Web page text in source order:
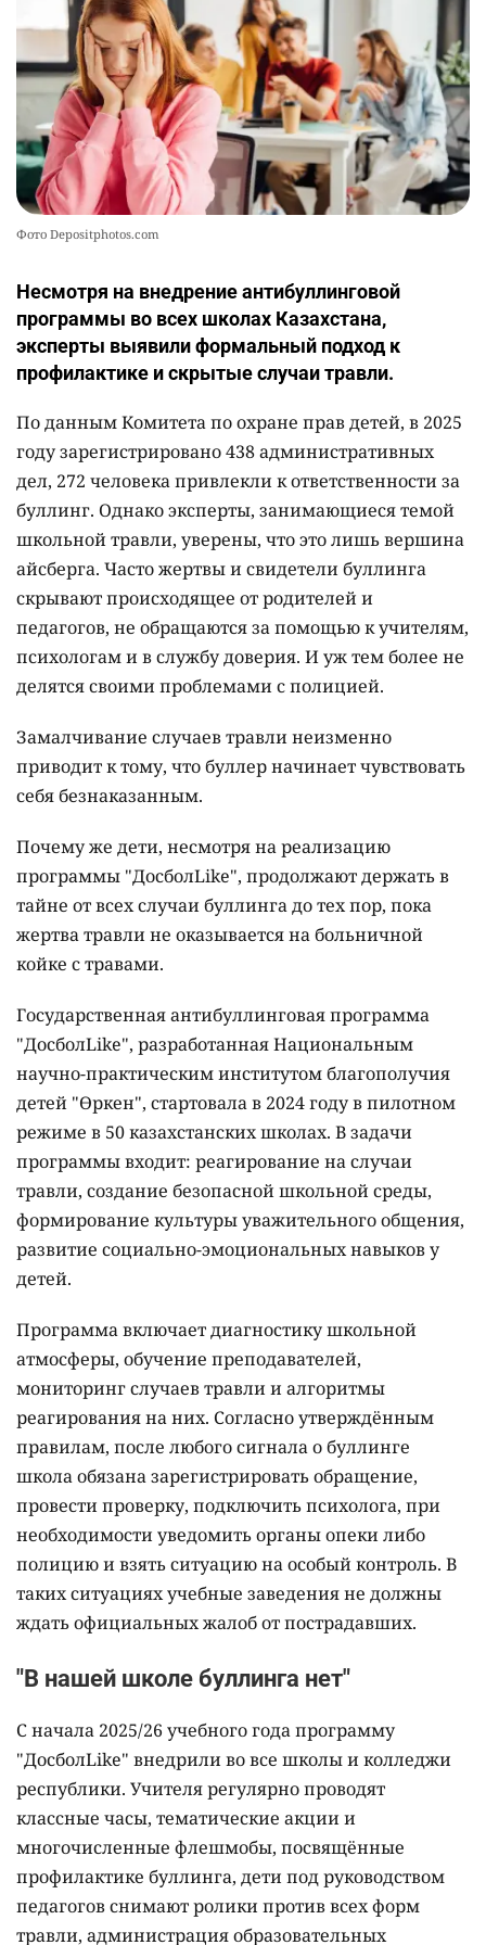
2346 41
Фото Depositphotos.com
Несмотря на внедрение антибуллинговой
программы во всех школах Казахстана,
эксперты выявили формальный подход к
профилактике и скрытые случаи травли.
По данным Комитета по охране прав детей, в 2025
году зарегистрировано 438 административных
дел, 272 человека привлекли к ответственности за
буллинг. Однако эксперты, занимающиеся темой
школьной травли, уверены, что это лишь вершина
айсберга. Часто жертвы и свидетели буллинга
скрывают происходящее от родителей и
педагогов, не обращаются за помощью к учителям,
психологам и в службу доверия. И уж тем более не
делятся своими проблемами с полицией.
Замалчивание случаев травли неизменно
приводит к тому, что буллер начинает чувствовать
себя безнаказанным.
Почему же дети, несмотря на реализацию
программы "ДосболLike", продолжают держать в
тайне от всех случаи буллинга до тех пор, пока
жертва травли не оказывается на больничной
койке с травами.
Государственная антибуллинговая программа
"ДосболLike", разработанная Национальным
научно-практическим институтом благополучия
детей "Өркен", стартовала в 2024 году в пилотном
режиме в 50 казахстанских школах. В задачи
программы входит: реагирование на случаи
травли, создание безопасной школьной среды,
формирование культуры уважительного общения,
развитие социально-эмоциональных навыков у
детей.
Программа включает диагностику школьной
атмосферы, обучение преподавателей,
мониторинг случаев травли и алгоритмы
реагирования на них. Согласно утверждённым
правилам, после любого сигнала о буллинге
школа обязана зарегистрировать обращение,
провести проверку, подключить психолога, при
необходимости уведомить органы опеки либо
полицию и взять ситуацию на особый контроль. В
таких ситуациях учебные заведения не должны
ждать официальных жалоб от пострадавших.
"В нашей школе буллинга нет"
С начала 2025/26 учебного года программу
"ДосболLike" внедрили во все школы и колледжи
республики. Учителя регулярно проводят
классные часы, тематические акции и
многочисленные флешмобы, посвящённые
профилактике буллинга, дети под руководством
педагогов снимают ролики против всех форм
травли, администрация образовательных